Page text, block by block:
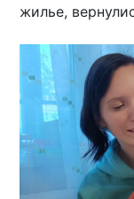
жилье,